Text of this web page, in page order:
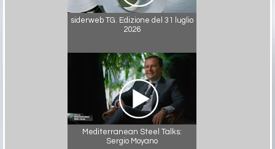
siderweb TG. Edizione del 31 luglio
2026
Mediterranean Steel Talks:
Sergio Moyano